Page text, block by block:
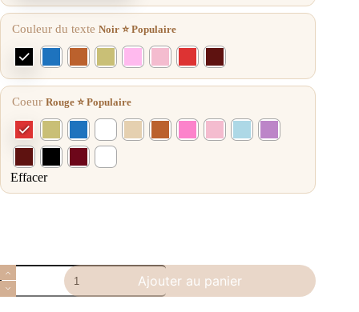
Couleur du texte Noir ⭐ Populaire
Coeur Rouge ⭐ Populaire
Effacer
Ajouter au panier